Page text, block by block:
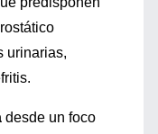
urinarias,
desde un foco